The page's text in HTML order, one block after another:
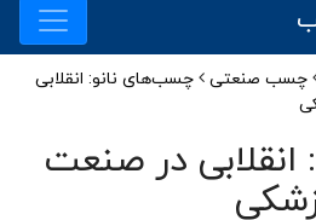
چسب صنعتی
چسب‌های نانو: انقلابی
در صنعت